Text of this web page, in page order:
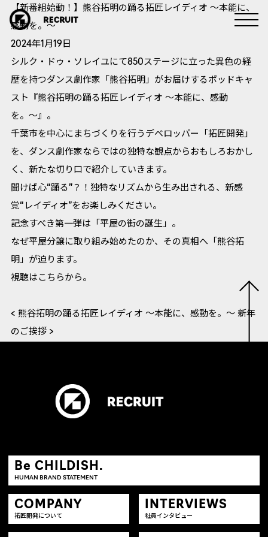
【新番組始動！】熊谷拓明の踊る拓匠レイディオ 〜本能に、
感動を。〜
2024年1月19日
シルク・ドゥ・ソレイユにて850ステージに立った異色の経
歴を持つダンス劇作家「熊谷拓明」がお届けするポッドキャ
スト『熊谷拓明の踊る拓匠レイディオ 〜本能に、感動
を。〜』。
千葉市を中心にまちづくりを行うデベロッパー「拓匠開発」
を、ダンス劇作家ならではの独特な観点からおもしろおかし
く、新たな切り口で紹介していきます。
聞けば心“踊る”？！独特なリズムから生み出される、新感
覚“レイディオ”をお楽しみください。
記念すべき第一弾は「平屋の街の誕生」。
なぜ平屋分譲に取り組み始めたのか、その真相へ「熊谷拓
明」が迫ります。
視聴はこちらから。
< 熊谷拓明の踊る拓匠レイディオ 〜本能に、感動を。〜 新年
のご挨拶 >
Be CHILDISH.
HUMAN BRAND STATEMENT
COMPANY
拓匠開発について
INTERVIEWS
社員インタビュー